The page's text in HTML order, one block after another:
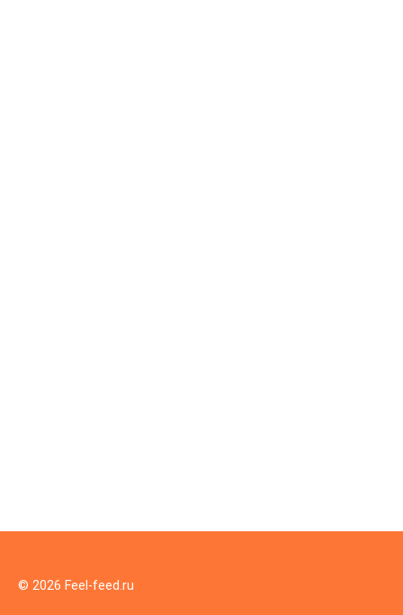
© 2026 Feel-feed.ru